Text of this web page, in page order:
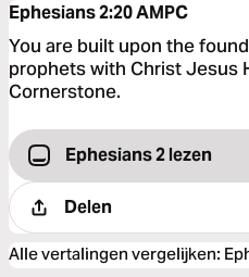
Ephesians 2:20AMPC
You are built upon the
prophets with Christ Jesus
Cornerstone.
Ephesians 2 lezen
Delen
Alle vertalingen vergelijken: